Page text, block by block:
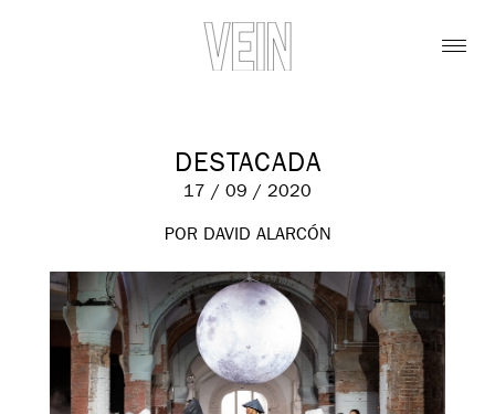
DESTACADA
17 / 09 / 2020
POR DAVID ALARCÓN